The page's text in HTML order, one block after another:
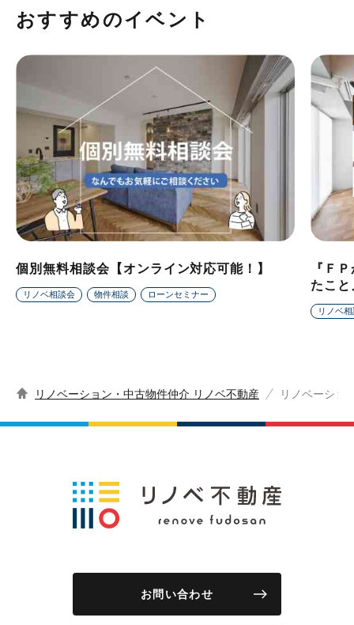
おすすめのイベント
個別無料相談会【オンライン対応可能！】
リノベ相談会 物件相談 ローンセミナー
『Ｆ
たこ
リノベ
リノベーション・中古物件仲介 リノベ不動産 リノベーショ
お問い合わせ